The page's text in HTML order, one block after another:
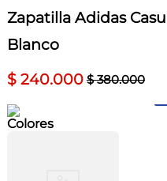
Zapatilla Adidas
Blanco
$ 240.000 $ 380.000
Colores